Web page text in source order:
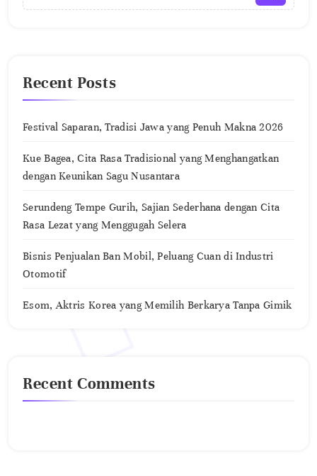
Recent Posts
Festival Saparan, Tradisi Jawa yang Penuh Makna 2026
Kue Bagea, Cita Rasa Tradisional yang Menghangatkan
dengan Keunikan Sagu Nusantara
Serundeng Tempe Gurih, Sajian Sederhana dengan Cita
Rasa Lezat yang Menggugah Selera
Bisnis Penjualan Ban Mobil, Peluang Cuan di Industri
Otomotif
Esom, Aktris Korea yang Memilih Berkarya Tanpa Gimik
Recent Comments